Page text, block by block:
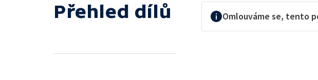
Přehled dílů Omlouváme se, tento